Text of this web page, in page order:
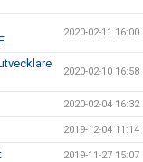
2020-02-11 16:00
2020-02-10 16:58
2020-02-04 16:32
2019-12-04 11:14
2019-11-27 15:07